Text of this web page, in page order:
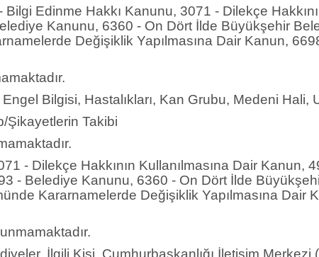
Edinme Hakkı Kanunu, 3071 - Dilekçe
Kanunu, 6360 - On Dört İlde Büyükşehir
Değişiklik Yapılmasına Dair Kanun,
Bilgisi, Hastalıkları, Kan Grubu, Medeni Hali,
Şikayetlerin Takibi
- Dilekçe Hakkının Kullanılmasına Dair Kanun,
- Belediye Kanunu, 6360 - On Dört İlde
Kararnamelerde Değişiklik Yapılmasına Dair
İlgili Kişi, Cumhurbaşkanlığı İletişim